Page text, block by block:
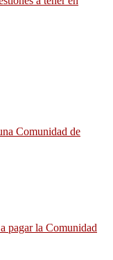
Comunidad de
pagar la Comunidad